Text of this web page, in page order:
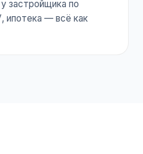
застройщика по
ипотека — всё как